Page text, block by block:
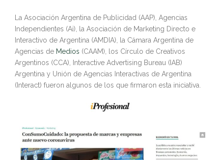
La Asociación Argentina de Publicidad (AAP), Agencias
Independientes (Ai), la Asociación de Marketing Directo e
Interactivo de Argentina (AMDIA), la Cámara Argentina de
Agencias de Medios (CAAM), los Círculo de Creativos
Argentinos (CCA), Interactive Advertising Bureau (IAB)
Argentina y Unión de Agencias Interactivas de Argentina
(Interact) fueron algunos de los que firmaron esta iniciativa.